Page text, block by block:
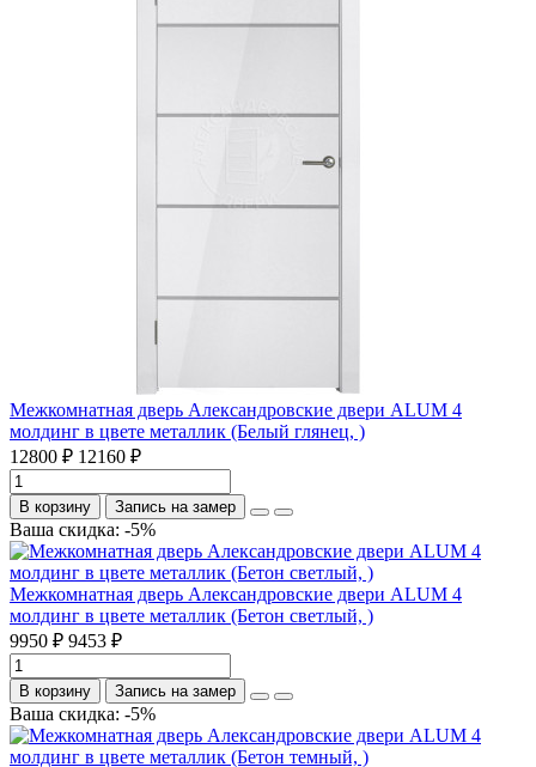
Межкомнатная дверь Александровские двери ALUM 4
молдинг в цвете металлик (Белый глянец, )
12800 ₽ 12160 ₽
В корзину Запись на замер
Ваша скидка: -5%
Межкомнатная дверь Александровские двери ALUM 4
молдинг в цвете металлик (Бетон светлый, )
9950 ₽ 9453 ₽
В корзину Запись на замер
Ваша скидка: -5%